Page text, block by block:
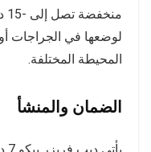
لوضعها في الجراجات
المحيطة المختلفة.
الضمان والمنشأ